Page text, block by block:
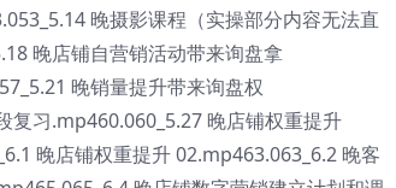
晚摄影课程（实操部分内容无法直
晚店铺自营销活动带来询盘拿
晚销量提升带来询盘权
复习.mp460.060_5.27 晚店铺权重提升
晚店铺权重提升 02.mp463.063_6.2 晚客